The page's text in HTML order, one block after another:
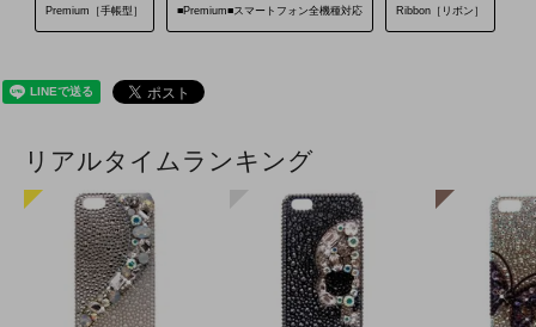
Premium［手帳型］ ■Premium■スマートフォン全機種対応 Ribbon［リボン］
リアルタイムランキング